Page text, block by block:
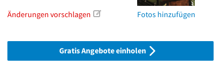
Änderungen vorschlagen
Fotos hinzufügen
Gratis Angebote einholen